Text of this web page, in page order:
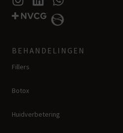
BEHANDELINGEN
Fillers
Botox
Huidverbetering